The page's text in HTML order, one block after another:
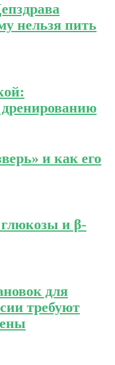
нельзя пить
и как его
и β-
для
требуют